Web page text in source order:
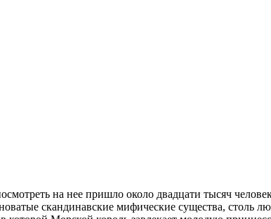
на нее пришло около двадцати тысяч
скандинавские мифические существа, столь